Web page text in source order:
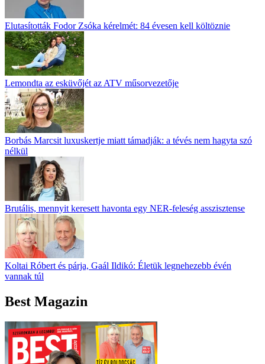
Elutasították Fodor Zsóka kérelmét: 84 évesen kell költöznie
Lemondta az esküvőjét az ATV műsorvezetője
Borbás Marcsit luxuskertje miatt támadják: a tévés nem hagyta szó
nélkül
Brutális, mennyit keresett havonta egy NER-feleség asszisztense
Koltai Róbert és párja, Gaál Ildikó: Életük legnehezebb évén
vannak túl
Best Magazin